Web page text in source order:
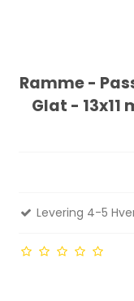
Ramme -
Glat -
Levering 4-5